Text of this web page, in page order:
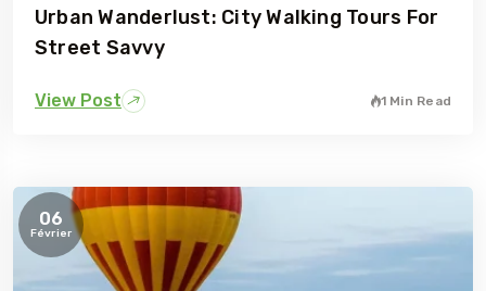
Urban Wanderlust: City Walking Tours For
Street Savvy
View Post 1 Min Read
06
Février